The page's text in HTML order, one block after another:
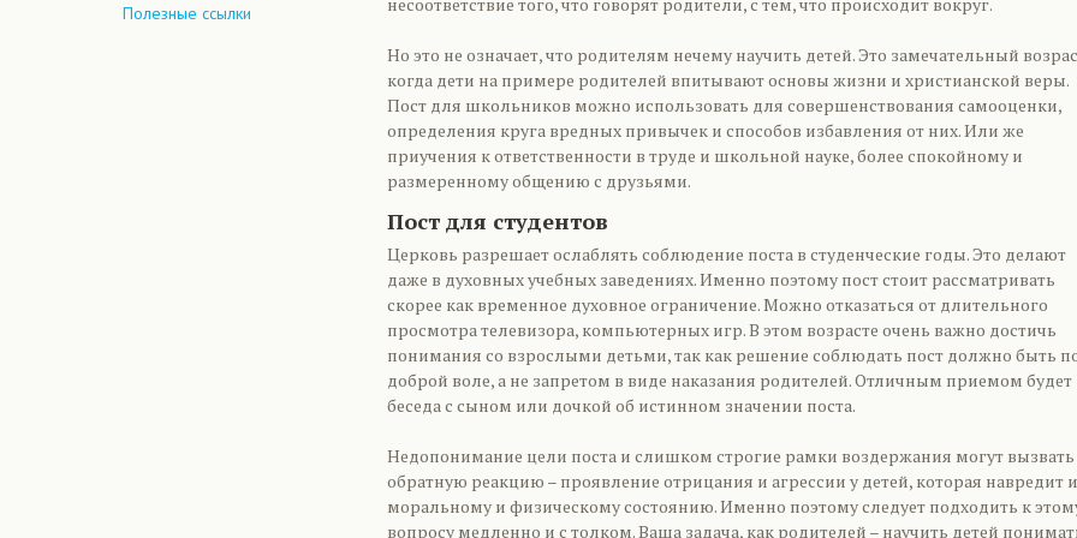
Полезные ссылки
Но это не означает, что родителям нечему научить детей. Это замечательный
когда дети на примере родителей впитывают основы жизни и христианской веры.
Пост для школьников можно использовать для совершенствования самооценки,
определения круга вредных привычек и способов избавления от них. Или же
приучения к ответственности в труде и школьной науке, более спокойному и
размеренному общению с друзьями.
Пост для студентов
Церковь разрешает ослаблять соблюдение поста в студенческие годы. Это делают
даже в духовных учебных заведениях. Именно поэтому пост стоит рассматривать
скорее как временное духовное ограничение. Можно отказаться от длительного
просмотра телевизора, компьютерных игр. В этом возрасте очень важно достичь
понимания со взрослыми детьми, так как решение соблюдать пост должно быть
доброй воле, а не запретом в виде наказания родителей. Отличным приемом будет
беседа с сыном или дочкой об истинном значении поста.
Недопонимание цели поста и слишком строгие рамки воздержания могут вызвать
обратную реакцию – проявление отрицания и агрессии у детей, которая навредит
моральному и физическому состоянию. Именно поэтому следует подходить к
вопросу медленно и с толком. Ваша задача, как родителей – научить детей